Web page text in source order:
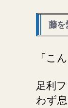
藤を
「こ
足利
わず